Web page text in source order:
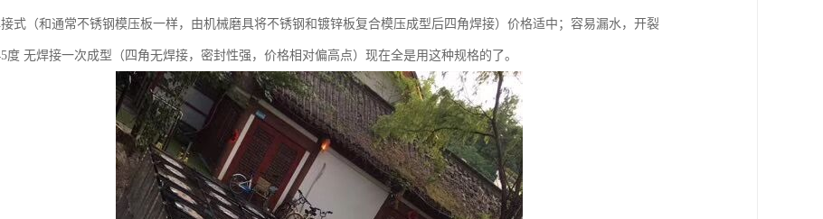
式（和通常不锈钢模压板一样，由机械磨具将不锈钢和镀锌板复合模压成型后四角焊接）价格适中；容易漏水，开裂
度 无焊接一次成型（四角无焊接，密封性强，价格相对偏高点）现在全是用这种规格的了。